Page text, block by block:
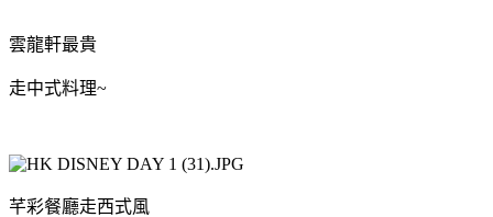
雲龍軒最貴
走中式料理~
芊彩餐廳走西式風